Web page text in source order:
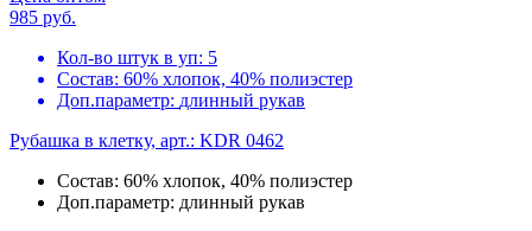
985 руб.
Кол-во штук в уп: 5
Состав: 60% хлопок, 40% полиэстер
Доп.параметр: длинный рукав
Рубашка в клетку, арт.: KDR 0462
Состав: 60% хлопок, 40% полиэстер
Доп.параметр: длинный рукав